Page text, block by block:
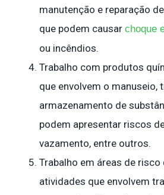
manutenção e reparação
que podem causar choque
ou incêndios.
Trabalho com produtos
que envolvem o manuseio,
armazenamento de
podem apresentar riscos
vazamento, entre outros.
Trabalho em áreas de risco
atividades que envolvem